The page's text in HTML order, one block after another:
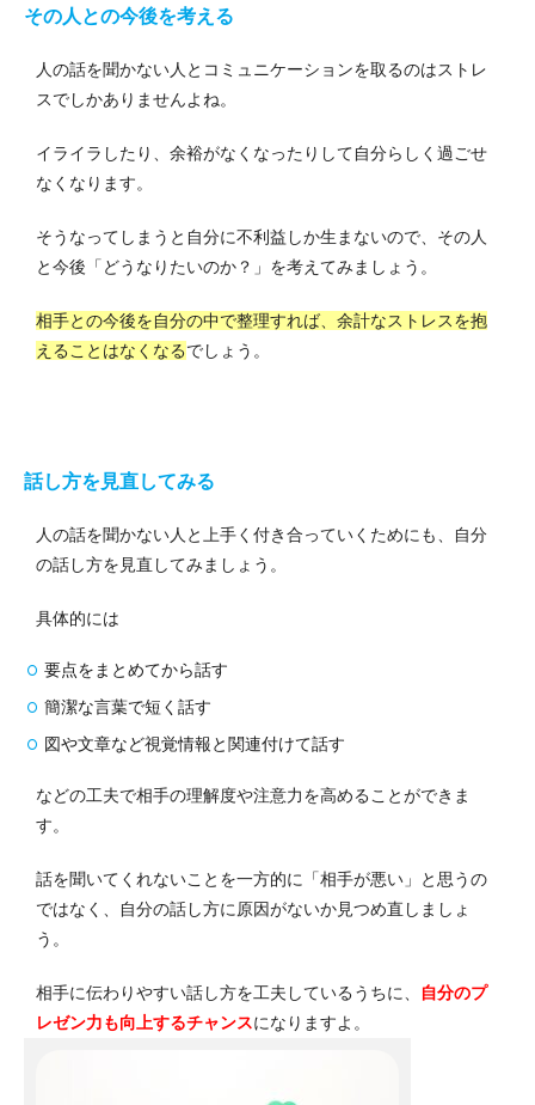
その人との今後を考える
人の話を聞かない人とコミュニケーションを取るのはストレ
スでしかありませんよね。
イライラしたり、余裕がなくなったりして自分らしく過ごせ
なくなります。
そうなってしまうと自分に不利益しか生まないので、その人
と今後「どうなりたいのか？」を考えてみましょう。
相手との今後を自分の中で整理すれば、余計なストレスを抱
えることはなくなるでしょう。
話し方を見直してみる
人の話を聞かない人と上手く付き合っていくためにも、自分
の話し方を見直してみましょう。
具体的には
要点をまとめてから話す
簡潔な言葉で短く話す
図や文章など視覚情報と関連付けて話す
などの工夫で相手の理解度や注意力を高めることができま
す。
話を聞いてくれないことを一方的に「相手が悪い」と思うの
ではなく、自分の話し方に原因がないか見つめ直しましょ
う。
相手に伝わりやすい話し方を工夫しているうちに、
自分のプ
レゼン力も向上するチャンスになりますよ。